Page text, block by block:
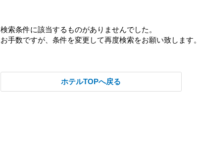
検索条件に該当するものがありませんでした。
お手数ですが、条件を変更して再度検索をお願い致します。
ホテルTOPへ戻る